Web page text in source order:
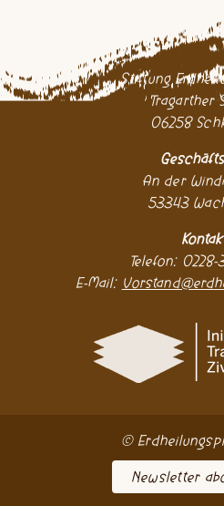
Stiftung
Tragarther
06258
An der
53343
Telefon: 0228-
E-Mail:
©
Newsletter